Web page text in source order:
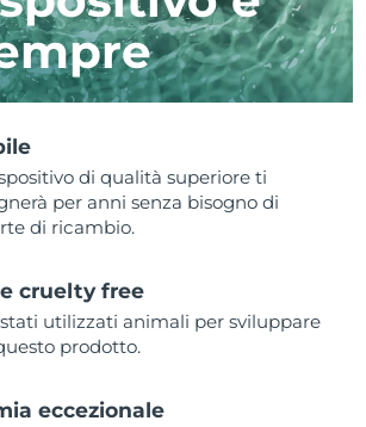
di qualità superiore ti
per anni senza bisogno di
di ricambio.
cruelty free
utilizzati animali per sviluppare
prodotto.
eccezionale